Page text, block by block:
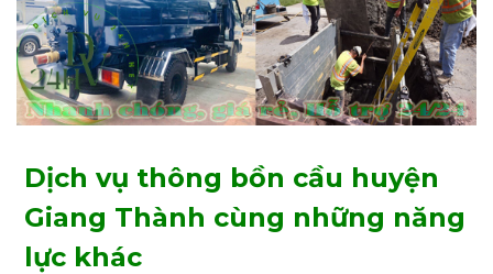
Dịch vụ thông bồn cầu huyện
Giang Thành cùng những năng
lực khác